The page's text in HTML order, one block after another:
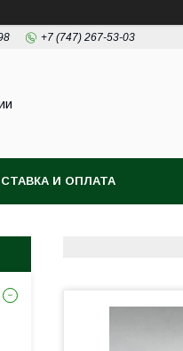
+7 (747) 267-53-03
И ОПЛАТА